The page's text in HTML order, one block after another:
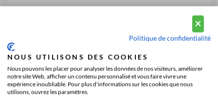
Politique de confidentialité
NOUS UTILISONS DES COOKIES
Nous pouvons les placer pour analyser les données de nos visiteurs, améliorer
notre site Web, afficher un contenu personnalisé et vous faire vivre une
expérience inoubliable. Pour plus d'informations sur les cookies que nous
utilisons, ouvrez les paramètres.